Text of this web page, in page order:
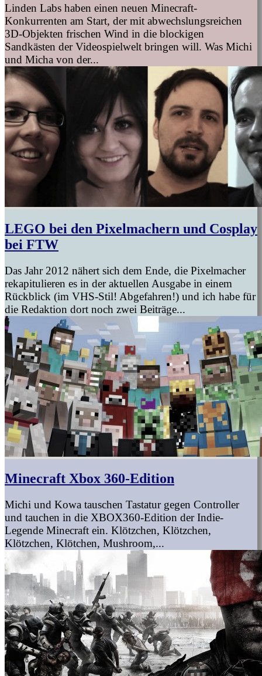
Linden Labs haben einen neuen Minecraft-
Konkurrenten am Start, der mit abwechslungsreichen
3D-Objekten frischen Wind in die blockigen
Sandkästen der Videospielwelt bringen will. Was Michi
und Micha von der...
LEGO bei den Pixelmachern und Cosplay
bei FTW
Das Jahr 2012 nähert sich dem Ende, die Pixelmacher
rekapitulieren es in der aktuellen Ausgabe in einem
Rückblick (im VHS-Stil! Abgefahren!) und ich habe für
die Redaktion dort noch zwei Beiträge...
Minecraft Xbox 360-Edition
Michi und Kowa tauschen Tastatur gegen Controller
und tauchen in die XBOX360-Edition der Indie-
Legende Minecraft ein. Klötzchen, Klötzchen,
Klötzchen, Klötchen, Mushroom,...